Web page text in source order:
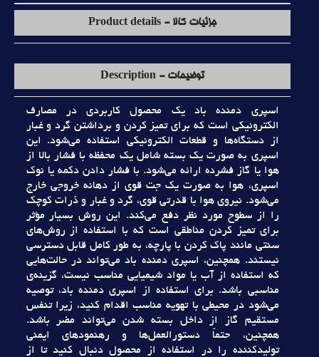
جزئیات کالا - Product details
توضیحات - Description
اسپري دمنده باد يک محصول کاربردي در مصارف
الکترونيکي است که براي تميز کردن و برداشتن گرد و غبار
از دستگاه‌ها و قطعات الکترونيکي استفاده مي‌شود. اين
اسپري به صورت يک بسته شامل يک محفظه با فشار بالا از
هوا يا گاز فشرده ارائه مي‌شود. با فشار دادن دکمه يا نوک
اسپري، هوا به صورت يک جت قوي از دهانه خروجي خارج
مي‌شود. نيروي هوا با قدرتي قوي، گرد و غبار و ذرات کوچک
را از سطوح مورد نظر دفع مي‌کند. اين روش بسيار مؤثر
براي تميز کردن مناطقي است که با استفاده از روش‌هاي
سنتي مانند پاک کردن با پارچه، به طور کامل قابل دسترسي
نيستند. همچنين، اسپري دمنده باد مي‌تواند در حالت‌هايي
که استفاده از آب يا مواد شيميايي مناسب نيست، گزينه‌ي
مناسبي باشد. براي استفاده از اسپري دمنده باد، توصيه
مي‌شود در محيطي با تهويه مناسب اقدام کنيد، زيرا تنفس
مستقيم گاز از داخل بسته شدن مي‌تواند مضر باشد.
همچنين، حتماً دستورالعمل‌ها و رهنمودهاي ايمني
توليدکننده را در استفاده از محصول دنبال کنيد تا از